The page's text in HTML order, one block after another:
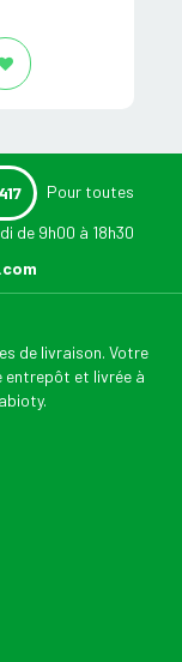
Pour toutes
de 9h00 à 18h30
de livraison. Votre
entrepôt et livrée à